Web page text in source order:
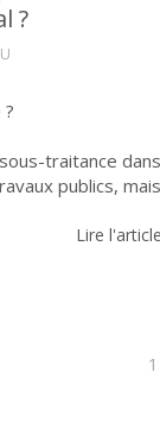
?
traitance dans
publics, mais
Lire l'article